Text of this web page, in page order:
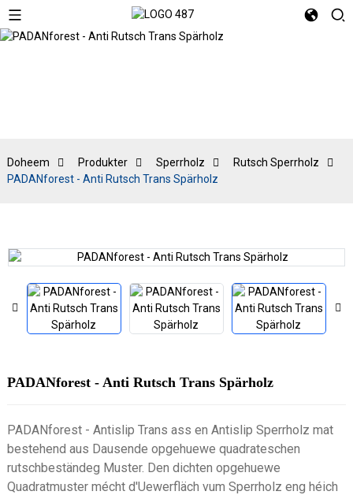
Doheem Produkter Sperrholz
Rutsch Sperrholz
PADANforest - Anti Rutsch Trans Spärholz
PADANforest - Anti Rutsch Trans Spärholz
PADANforest - Antislip Trans ass en Antislip Sperrholz mat
bestehend aus Dausende opgehuewe quadrateschen
rutschbeständeg Muster. Den dichten opgehuewe
Quadratmuster mécht d'Uewerfläch vum Sperrholz eng héich